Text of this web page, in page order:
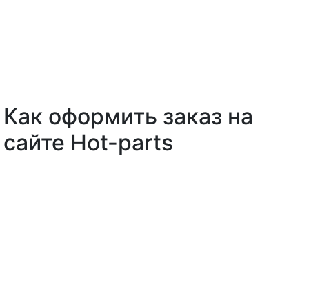
Как оформить заказ на
сайте Hot-parts